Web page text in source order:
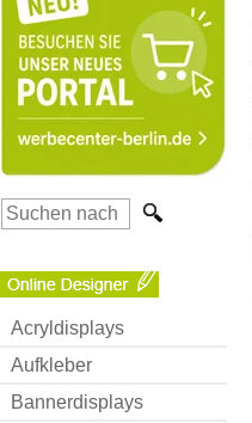
Acryldisplays
Aufkleber
Bannerdisplays